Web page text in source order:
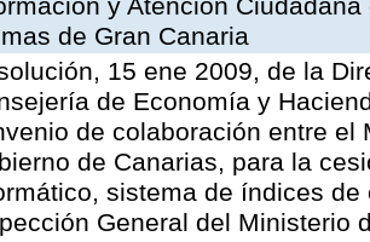
y Atención
de Gran Canaria
15 ene 2009, de la
de Economía y
de colaboración entre
de Canarias, para la
sistema de índices
General del Ministerio